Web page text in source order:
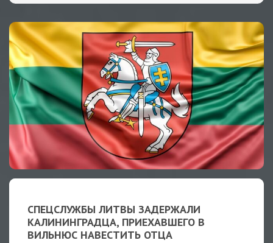
СПЕЦСЛУЖБЫ ЛИТВЫ ЗАДЕРЖАЛИ
КАЛИНИНГРАДЦА, ПРИЕХАВШЕГО В
ВИЛЬНЮС НАВЕСТИТЬ ОТЦА